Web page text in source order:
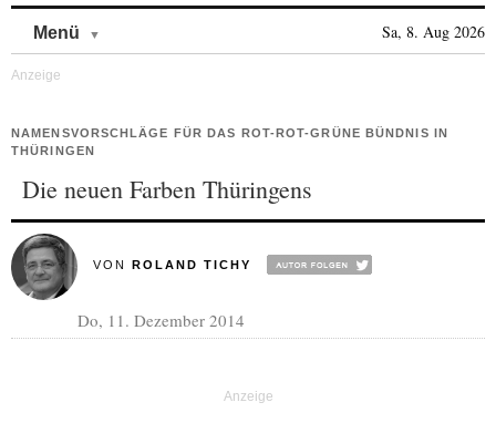
Menü Sa, 8. Aug 2026
NAMENSVORSCHLÄGE FÜR DAS ROT-ROT-GRÜNE BÜNDNIS IN
THÜRINGEN
Die neuen Farben Thüringens
VON ROLAND TICHY
Do, 11. Dezember 2014